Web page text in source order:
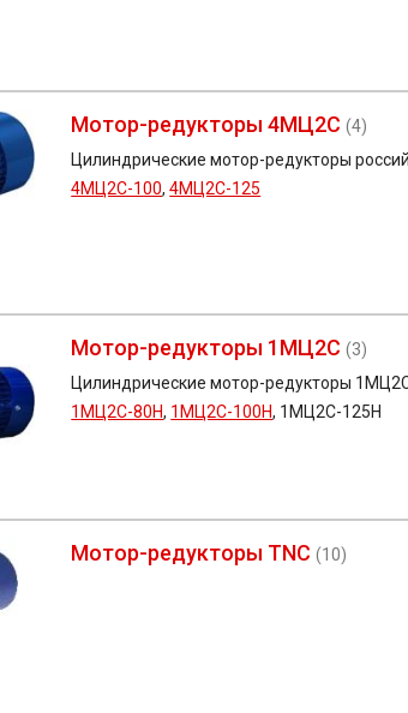
Мотор-редукторы 4МЦ2С (4)
Цилиндрические мотор-редукторы
4МЦ2С-100,4МЦ2С-125
Мотор-редукторы 1МЦ2С (3)
Цилиндрические мотор-редукторы
1МЦ2С-80Н, 1МЦ2С-100Н, 1МЦ2С-125Н
Мотор-редукторы TNC (10)